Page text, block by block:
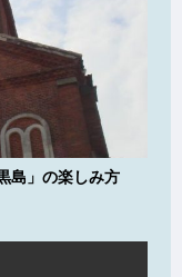
島」の楽しみ方